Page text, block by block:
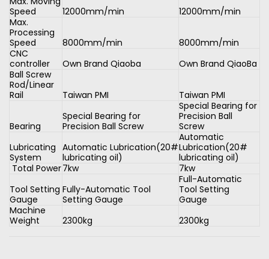
Speed
12000mm/min
12000mm/min
Max.
Processing
Speed
8000mm/min
8000mm/min
CNC
controller
Own Brand Qiaoba
Own Brand QiaoBa
Ball Screw
Rod/Linear
Rail
Taiwan PMI Taiwan PMI
Bearing
Special Bearing for
Precision Ball Screw
Special Bearing for
Precision Ball
Screw
Lubricating
System
Automatic Lubrication(20#
lubricating oil)
Automatic
Lubrication(20#
lubricating oil)
Total Power7kw
7kw
Tool Setting
Gauge
Fully-Automatic Tool
Setting Gauge
Full-Automatic
Tool Setting
Gauge
Machine
Weight
2300kg 2300kg